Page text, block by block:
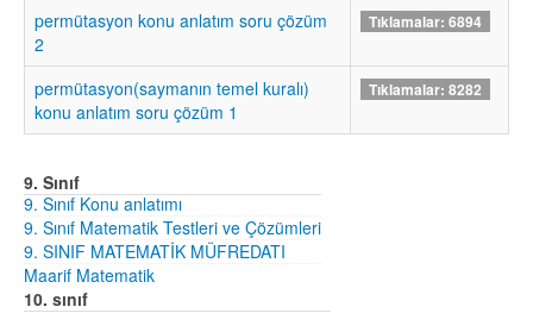
permütasyon konu anlatım soru çözüm
2
Tıklamalar: 6894
permütasyon(saymanın temel kuralı)
konu anlatım soru çözüm 1
Tıklamalar: 8282
9. Sınıf
9. Sınıf Konu anlatımı
9. Sınıf Matematik Testleri ve Çözümleri
9. SINIF MATEMATİK MÜFREDATI
Maarif Matematik
10. sınıf